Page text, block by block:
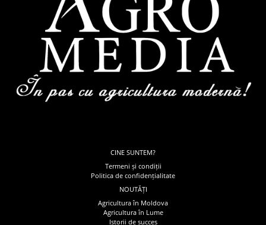
CINE SUNTEM?
Termeni și condiții
Politica de confidențialitate
NOUTĂȚI
Agricultura în Moldova
Agricultura în Lume
Istorii de succes